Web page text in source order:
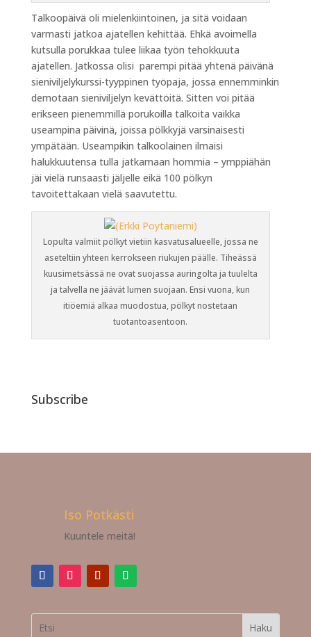
Talkoopäivä oli mielenkiintoinen, ja sitä voidaan
varmasti jatkoa ajatellen kehittää. Ehkä avoimella
kutsulla porukkaa tulee liikaa työn tehokkuuta
ajatellen. Jatkossa olisi parempi pitää yhtenä päivänä
sieniviljelykurssi-tyyppinen työpaja, jossa ennemminkin
demotaan sieniviljelyn kevättöitä. Sitten voi pitää
erikseen pienemmillä porukoilla talkoita vaikka
useampina päivinä, joissa pölkkyjä varsinaisesti
ympätään. Useampikin talkoolainen ilmaisi
halukkuutensa tulla jatkamaan hommia – ymppiähän
jäi vielä runsaasti jäljelle eikä 100 pölkyn
tavoitettakaan vielä saavutettu.
Lopulta valmiit pölkyt vietiin kasvatusalueelle, jossa ne
aseteltiin yhteen kerrokseen riukujen päälle. Tiheässä
kuusimetsässä ne ovat suojassa auringolta ja tuulelta
ja talvella ne jäävät lumen suojaan. Ensi vuona, kun
itiöemiä alkaa muodostua, pölkyt nostetaan
tuotantoasentoon.
Subscribe
Iso Potkästi
Kuuntele meitä!